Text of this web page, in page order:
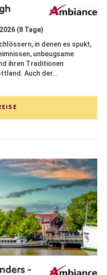
(8 Tage)
in denen es spukt,
unbeugsame
ihren Traditionen
Auch der...
-